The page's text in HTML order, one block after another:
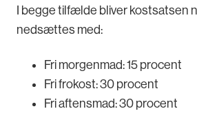
I begge tilfælde bliver kostsatsen
nedsættes med:
Fri morgenmad: 15 procent
Fri frokost: 30 procent
Fri aftensmad: 30 procent